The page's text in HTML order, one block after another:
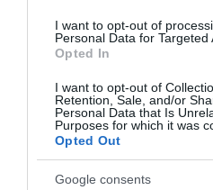
I want to opt-out of
Personal Data for Targeted
Opted In
I want to opt-out of
Retention, Sale, and/or
Personal Data that Is
Purposes for which it was
Opted Out
Google consents
Szerzői jogi védelem alatt álló
elhelyezett szöveges és képi
elemek (Pl. betűtípusok,
kép, grafika, logó stb…)
terjesztése, továbbítása –
kizárólag az egriugyek.hu
lehetséges.